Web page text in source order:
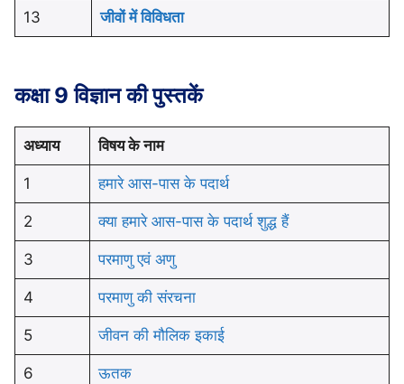
13 जीवों में विविधता
कक्षा 9 विज्ञान की पुस्तकें
अध्याय विषय के नाम
1 हमारे आस-पास के पदार्थ
2 क्या हमारे आस-पास के पदार्थ शुद्ध हैं
3 परमाणु एवं अणु
4 परमाणु की संरचना
5 जीवन की मौलिक इकाई
6 ऊतक